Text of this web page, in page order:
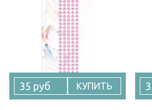
35 руб КУПИТЬ